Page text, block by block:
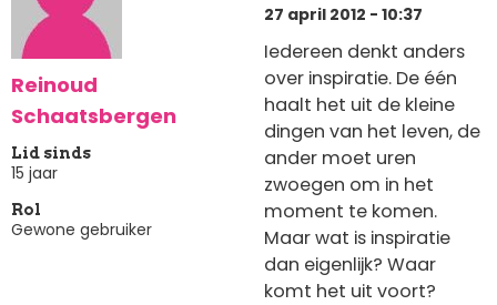
Reinoud
Schaatsbergen
Lid sinds
15 jaar
Rol
Gewone gebruiker
27 april 2012 - 10:37
Iedereen denkt anders
over inspiratie. De één
haalt het uit de kleine
dingen van het leven, de
ander moet uren
zwoegen om in het
moment te komen.
Maar wat is inspiratie
dan eigenlijk? Waar
komt het uit voort?